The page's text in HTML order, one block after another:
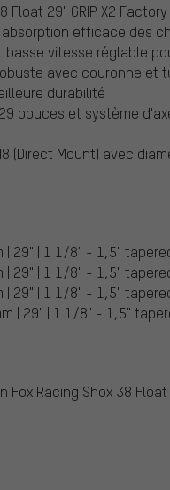
Float 29" GRIP X2
efficace des
vitesse réglable
avec couronne et
durabilité
pouces et système
(Direct Mount) avec
| 29" | 1 1/8" - 1,5"
| 29" | 1 1/8" - 1,5"
| 29" | 1 1/8" - 1,5"
| 29" | 1 1/8" - 1,5"
Racing Shox 38 Float